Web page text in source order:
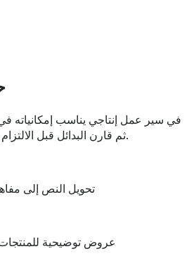
video، ثم قارن البدائل قبل الالتزام بتكامل طويل الأمد.
تحويل النص إلى
عروض توضيحية